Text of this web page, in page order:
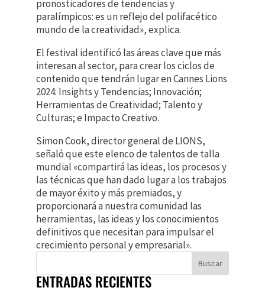
pronosticadores de tendencias y
paralímpicos: es un reflejo del polifacético
mundo de la creatividad», explica.
El festival identificó las áreas clave que más
interesan al sector, para crear los ciclos de
contenido que tendrán lugar en Cannes Lions
2024: Insights y Tendencias; Innovación;
Herramientas de Creatividad; Talento y
Culturas; e Impacto Creativo.
Simon Cook, director general de LIONS,
señaló que este elenco de talentos de talla
mundial «compartirá las ideas, los procesos y
las técnicas que han dado lugar a los trabajos
de mayor éxito y más premiados, y
proporcionará a nuestra comunidad las
herramientas, las ideas y los conocimientos
definitivos que necesitan para impulsar el
crecimiento personal y empresarial».
Buscar
ENTRADAS RECIENTES